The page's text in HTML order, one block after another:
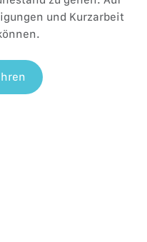
und Kurzarbeit